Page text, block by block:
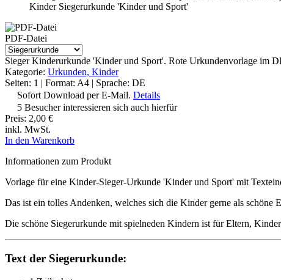
Kinder Siegerurkunde 'Kinder und Sport'
PDF-Datei
Sieger Kinderurkunde 'Kinder und Sport'. Rote Urkundenvorlage im
Kategorie: Urkunden, Kinder
Seiten: 1 | Format: A4 | Sprache: DE
Sofort Download per E-Mail. Details
5 Besucher interessieren sich auch hierfür
Preis: 2,00 €
inkl. MwSt.
In den Warenkorb
Informationen zum Produkt
Vorlage für eine Kinder-Sieger-Urkunde 'Kinder und Sport' mit
Das ist ein tolles Andenken, welches sich die Kinder gerne als
Die schöne Siegerurkunde mit spielneden Kindern ist für Eltern,
Text der Siegerurkunde: